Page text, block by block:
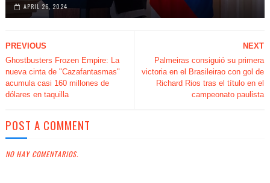
APRIL 26, 2024
NEXT
Palmeiras consiguió su primera
victoria en el Brasileirao con gol de
Richard Rios tras el título en el
campeonato paulista
PREVIOUS
Ghostbusters Frozen Empire: La
nueva cinta de "Cazafantasmas"
acumula casi 160 millones de
dólares en taquilla
POST A COMMENT
NO HAY COMENTARIOS.